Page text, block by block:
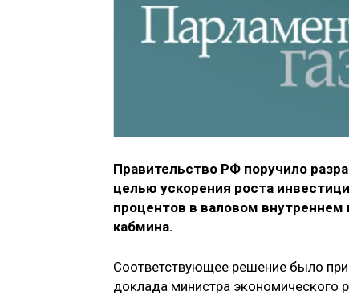
Правительство РФ поручило
целью ускорения роста
процентов в валовом
кабмина.
Соответствующее решение было
доклада министра экономического